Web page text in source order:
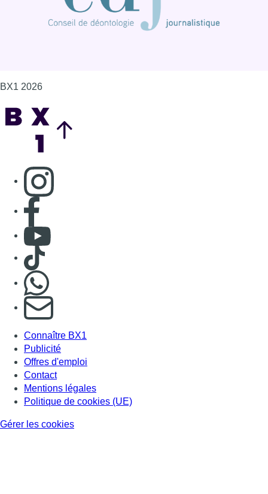
BX1 2026
Consulter page Instagram
Consulter page Facebook
Consulter Youtube
Consulter TikTok
S'abonner à notre newsletter
Connaître BX1
Publicité
Offres d'emploi
Contact
Mentions légales
Politique de cookies (UE)
Gérer les cookies